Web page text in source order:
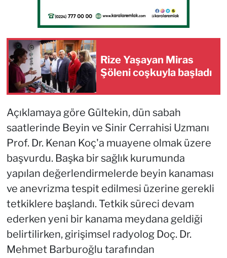
Rize Yaşayan Miras
Şöleni coşkuyla başladı
Açıklamaya göre Gültekin, dün sabah
saatlerinde Beyin ve Sinir Cerrahisi Uzmanı
Prof. Dr. Kenan Koç'a muayene olmak üzere
başvurdu. Başka bir sağlık kurumunda
yapılan değerlendirmelerde beyin kanaması
ve anevrizma tespit edilmesi üzerine gerekli
tetkiklere başlandı. Tetkik süreci devam
ederken yeni bir kanama meydana geldiği
belirtilirken, girişimsel radyolog Doç. Dr.
Mehmet Barburoğlu tarafından